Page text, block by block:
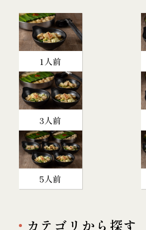
1人前
3人前
5人前
カテゴリから探す